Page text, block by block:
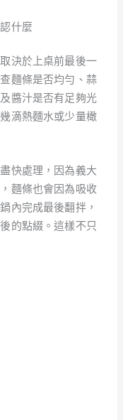
什麼
決於上桌前最後一
麵條是否均勻、蒜
醬汁是否有足夠光
滴熱麵水或少量橄
快處理，因為義大
麵條也會因為吸收
內完成最後翻拌，
的點綴。這樣不只